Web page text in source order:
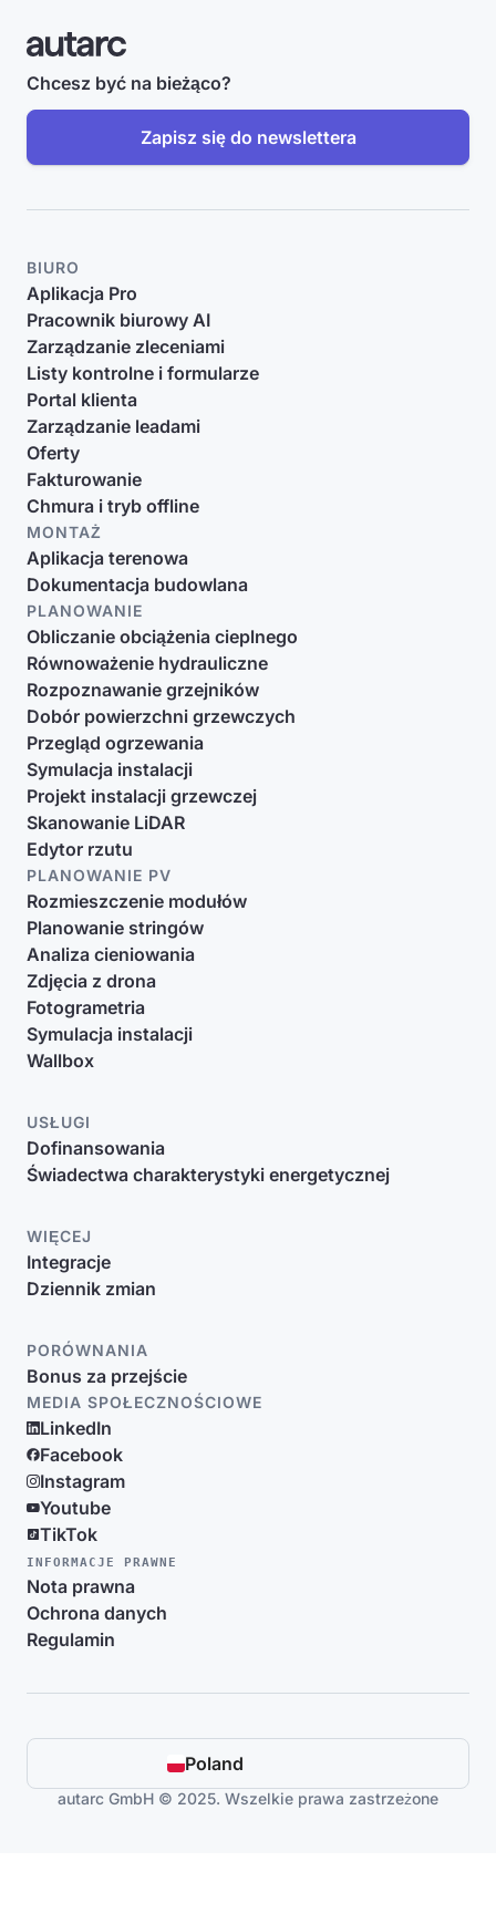
Chcesz być na bieżąco?
Zapisz się do newslettera
BIURO
Aplikacja Pro
Pracownik biurowy AI
Zarządzanie zleceniami
Listy kontrolne i formularze
Portal klienta
Zarządzanie leadami
Oferty
Fakturowanie
Chmura i tryb offline
MONTAŻ
Aplikacja terenowa
Dokumentacja budowlana
PLANOWANIE
Obliczanie obciążenia cieplnego
Równoważenie hydrauliczne
Rozpoznawanie grzejników
Dobór powierzchni grzewczych
Przegląd ogrzewania
Symulacja instalacji
Projekt instalacji grzewczej
Skanowanie LiDAR
Edytor rzutu
PLANOWANIE PV
Rozmieszczenie modułów
Planowanie stringów
Analiza cieniowania
Zdjęcia z drona
Fotogrametria
Symulacja instalacji
Wallbox
USŁUGI
Dofinansowania
Świadectwa charakterystyki energetycznej
WIĘCEJ
Integracje
Dziennik zmian
PORÓWNANIA
Bonus za przejście
MEDIA SPOŁECZNOŚCIOWE
LinkedIn
Facebook
Instagram
Youtube
TikTok
INFORMACJE PRAWNE
Nota prawna
Ochrona danych
Regulamin
Poland
autarc GmbH © 2025. Wszelkie prawa zastrzeżone